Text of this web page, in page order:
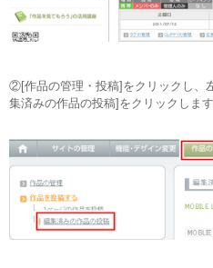
②[作品の管理・投稿]をクリックし、
集済みの作品の投稿]をクリックします